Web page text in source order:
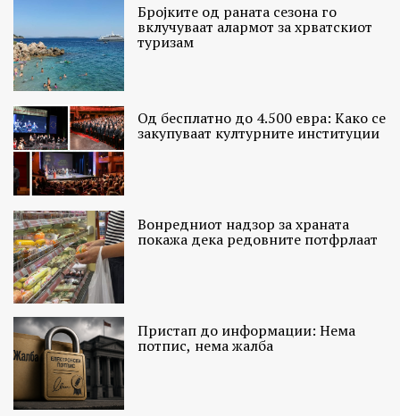
Бројките од раната сезона го
вклучуваат алармот за хрватскиот
туризам
Од бесплатно до 4.500 евра: Како се
закупуваат културните институции
Вонредниот надзор за храната
покажа дека редовните потфрлаат
Пристап до информации: Нема
потпис, нема жалба